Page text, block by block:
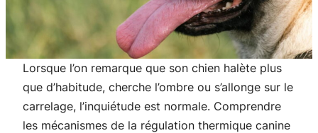
Lorsque l’on remarque que son chien halète plus
que d’habitude, cherche l’ombre ou s’allonge sur le
carrelage, l’inquiétude est normale. Comprendre
les mécanismes de la régulation thermique canine